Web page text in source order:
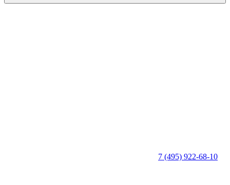
7 (495) 922-68-10